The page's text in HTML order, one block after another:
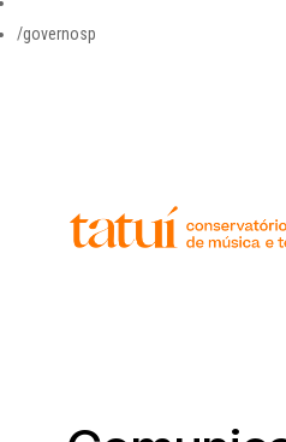
/governosp